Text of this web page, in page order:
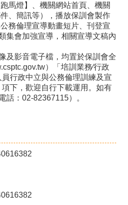
馬燈】、機關網站首頁、機關
、簡訊等），播放保訓會製作
務倫理宣導動畫短片、刊登宣
集會加強宣導，相關宣導文稿內
及影音電子檔，均置於保訓會全
）「培訓業務∕行政
員行政中立與公務倫理訓練及宣
項下，歡迎自行下載運用。如有
話：02-82367115）。